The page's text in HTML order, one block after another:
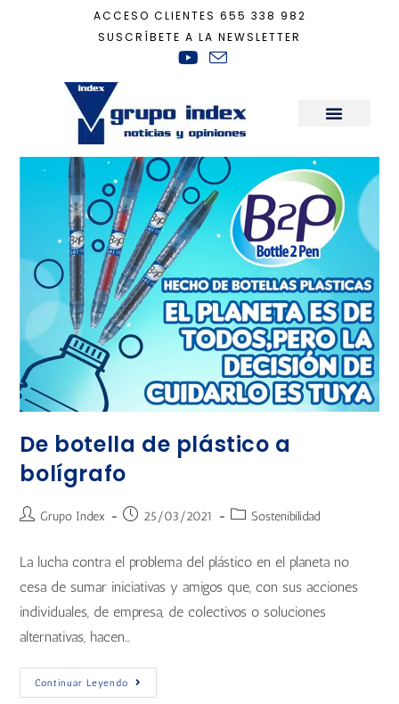
ACCESO CLIENTES 655 338 982
SUSCRÍBETE A LA NEWSLETTER
plásticos
De botella de plástico a
bolígrafo
Grupo Index 25/03/2021 Sostenibilidad
La lucha contra el problema del plástico en el planeta no
cesa de sumar iniciativas y amigos que, con sus acciones
individuales, de empresa, de colectivos o soluciones
alternativas, hacen…
Continuar Leyendo